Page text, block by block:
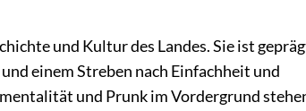
und Kultur des Landes. Sie ist
einem Streben nach Einfachheit und
und Prunk im Vordergrund